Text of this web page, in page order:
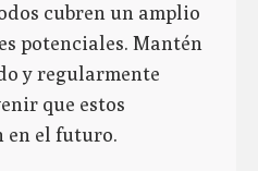
cubren un amplio
potenciales. Mantén
y regularmente
que estos
en el futuro.